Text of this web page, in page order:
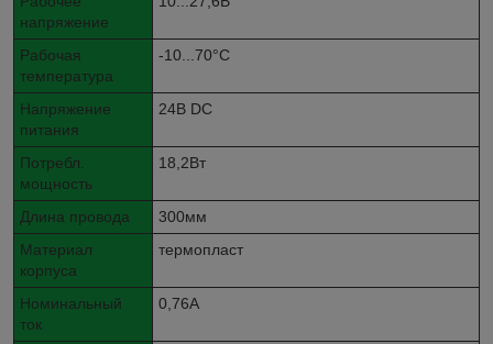
напряжение
Рабочая
температура
-10...70°C
Напряжение
питания
24В DC
Потребл.
мощность
18,2Вт
Длина провода
300мм
Материал
корпуса
термопласт
Номинальный
ток
0,76А